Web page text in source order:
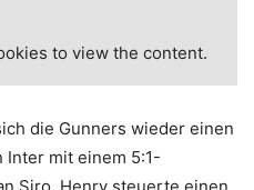
to view the content.
die Gunners wieder einen
Inter mit einem 5:1-
Siro, Henry steuerte einen